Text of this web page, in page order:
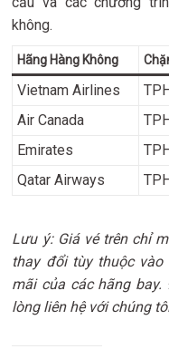
không.
Hãng Hàng Không
Vietnam Airlines
Air Canada
Emirates
Qatar Airways
Lưu ý: Giá vé trên chỉ
thay đổi tùy thuộc
mãi của các hãng
lòng liên hệ với chúng